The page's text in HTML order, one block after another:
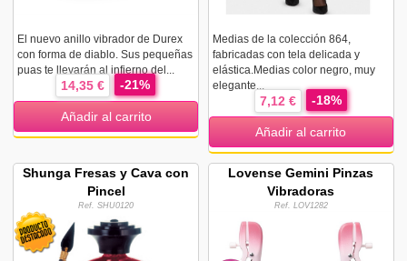
El nuevo anillo vibrador de Durex
con forma de diablo. Sus pequeñas
puas te llevarán al infierno del...
14,35 € -21%
Añadir al carrito
Medias de la colección 864,
fabricadas con tela delicada y
elástica.Medias color negro, muy
elegante...
7,12 € -18%
Añadir al carrito
Shunga Fresas y Cava con
Pincel
Ref. SHU0120
Lovense Gemini Pinzas
Vibradoras
Ref. LOV1282